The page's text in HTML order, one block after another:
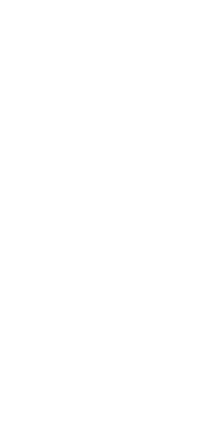
Star
Pembalap
Kejurprov